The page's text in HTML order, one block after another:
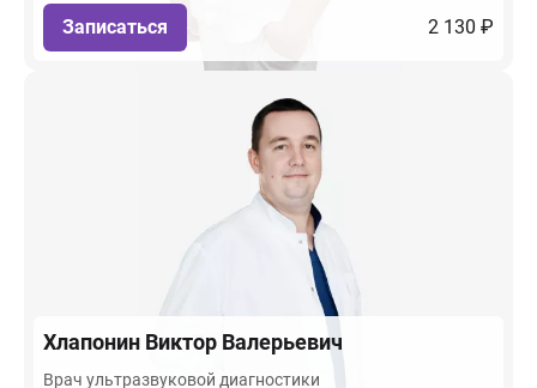
Записаться 2 130 ₽
Хлапонин Виктор Валерьевич
Врач ультразвуковой диагностики